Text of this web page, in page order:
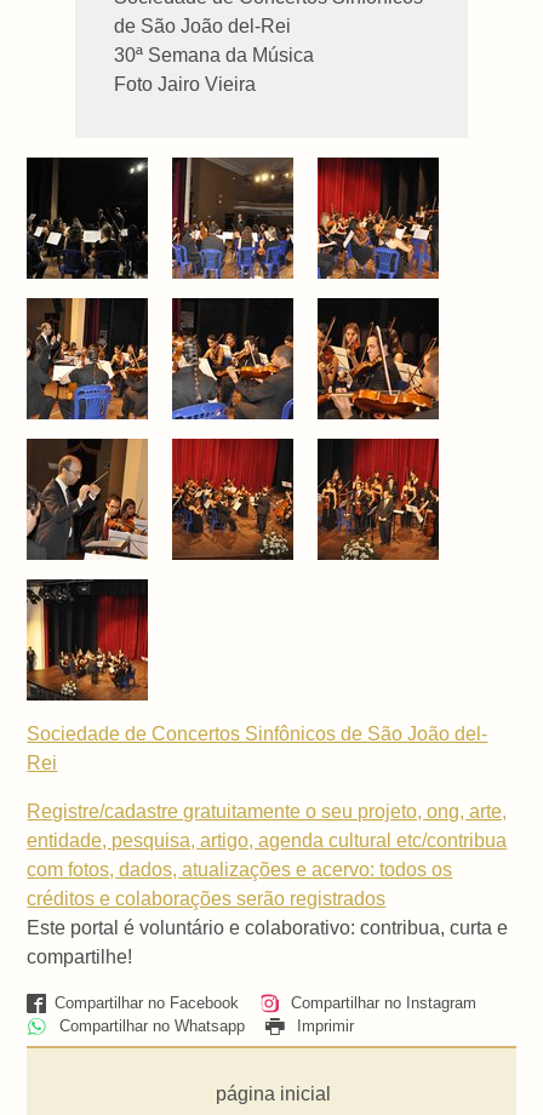
de São João del-Rei
30ª Semana da Música
Foto Jairo Vieira
Sociedade de Concertos Sinfônicos de São João del-
Rei
Registre/cadastre gratuitamente o seu projeto, ong, arte,
entidade, pesquisa, artigo, agenda cultural etc/contribua
com fotos, dados, atualizações e acervo: todos os
créditos e colaborações serão registrados
Este portal é voluntário e colaborativo: contribua, curta e
compartilhe!
Compartilhar no Facebook
Compartilhar no Instagram
Compartilhar no Whatsapp
Imprimir
página inicial